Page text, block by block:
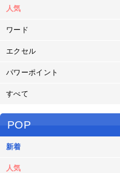
人気
ワード
エクセル
パワーポイント
すべて
POP
新着
人気